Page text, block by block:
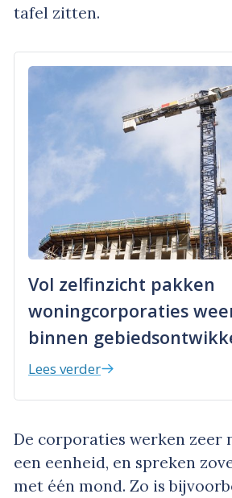
tafel zitten.
Vol zelfinzicht pakken
woningcorporaties
binnen
Lees verder
De corporaties werken zeer
een eenheid, en spreken
met één mond. Zo is